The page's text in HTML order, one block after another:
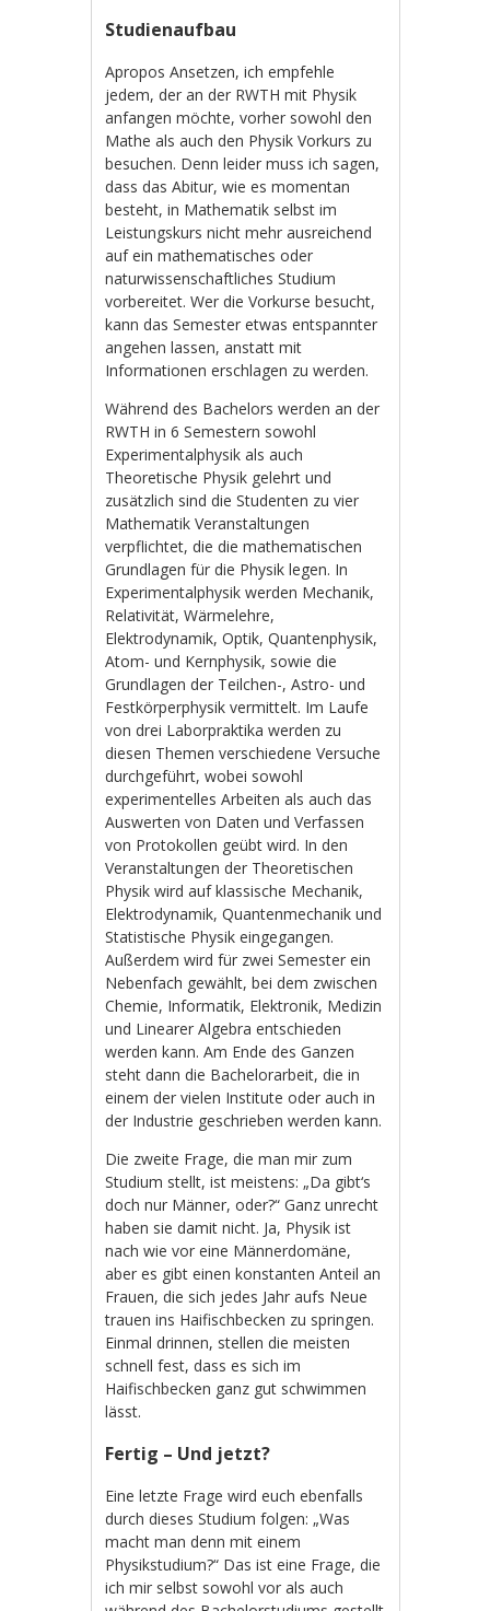
Studienaufbau
Apropos Ansetzen, ich empfehle
jedem, der an der RWTH mit Physik
anfangen möchte, vorher sowohl den
Mathe als auch den Physik Vorkurs zu
besuchen. Denn leider muss ich sagen,
dass das Abitur, wie es momentan
besteht, in Mathematik selbst im
Leistungskurs nicht mehr ausreichend
auf ein mathematisches oder
naturwissenschaftliches Studium
vorbereitet. Wer die Vorkurse besucht,
kann das Semester etwas entspannter
angehen lassen, anstatt mit
Informationen erschlagen zu werden.
Während des Bachelors werden an der
RWTH in 6 Semestern sowohl
Experimentalphysik als auch
Theoretische Physik gelehrt und
zusätzlich sind die Studenten zu vier
Mathematik Veranstaltungen
verpflichtet, die die mathematischen
Grundlagen für die Physik legen. In
Experimentalphysik werden Mechanik,
Relativität, Wärmelehre,
Elektrodynamik, Optik, Quantenphysik,
Atom- und Kernphysik, sowie die
Grundlagen der Teilchen-, Astro- und
Festkörperphysik vermittelt. Im Laufe
von drei Laborpraktika werden zu
diesen Themen verschiedene Versuche
durchgeführt, wobei sowohl
experimentelles Arbeiten als auch das
Auswerten von Daten und Verfassen
von Protokollen geübt wird. In den
Veranstaltungen der Theoretischen
Physik wird auf klassische Mechanik,
Elektrodynamik, Quantenmechanik und
Statistische Physik eingegangen.
Außerdem wird für zwei Semester ein
Nebenfach gewählt, bei dem zwischen
Chemie, Informatik, Elektronik, Medizin
und Linearer Algebra entschieden
werden kann. Am Ende des Ganzen
steht dann die Bachelorarbeit, die in
einem der vielen Institute oder auch in
der Industrie geschrieben werden kann.
Die zweite Frage, die man mir zum
Studium stellt, ist meistens: „Da gibt‘s
doch nur Männer, oder?“ Ganz unrecht
haben sie damit nicht. Ja, Physik ist
nach wie vor eine Männerdomäne,
aber es gibt einen konstanten Anteil an
Frauen, die sich jedes Jahr aufs Neue
trauen ins Haifischbecken zu springen.
Einmal drinnen, stellen die meisten
schnell fest, dass es sich im
Haifischbecken ganz gut schwimmen
lässt.
Fertig – Und jetzt?
Eine letzte Frage wird euch ebenfalls
durch dieses Studium folgen: „Was
macht man denn mit einem
Physikstudium?“ Das ist eine Frage, die
ich mir selbst sowohl vor als auch